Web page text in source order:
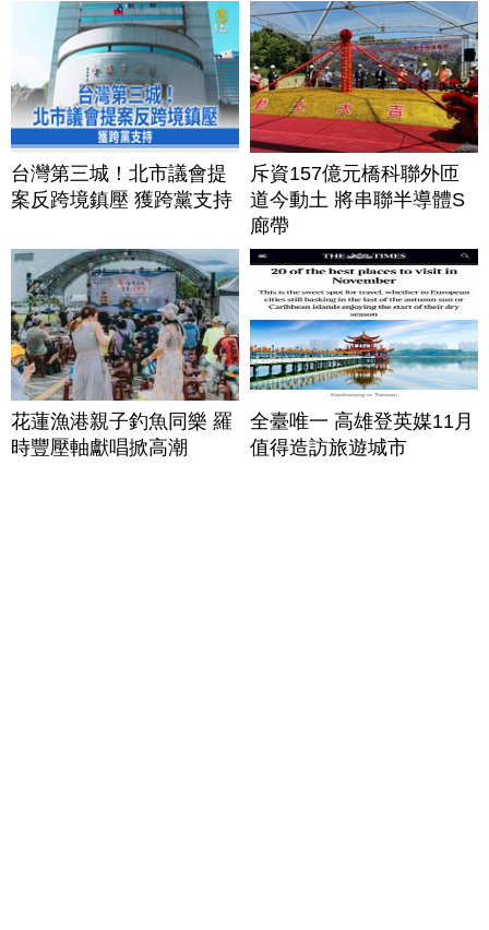
台灣第三城！北市議會提
案反跨境鎮壓 獲跨黨支持
斥資157億元橋科聯外匝
道今動土 將串聯半導體S
廊帶
花蓮漁港親子釣魚同樂 羅
時豐壓軸獻唱掀高潮
全臺唯一 高雄登英媒11月
值得造訪旅遊城市